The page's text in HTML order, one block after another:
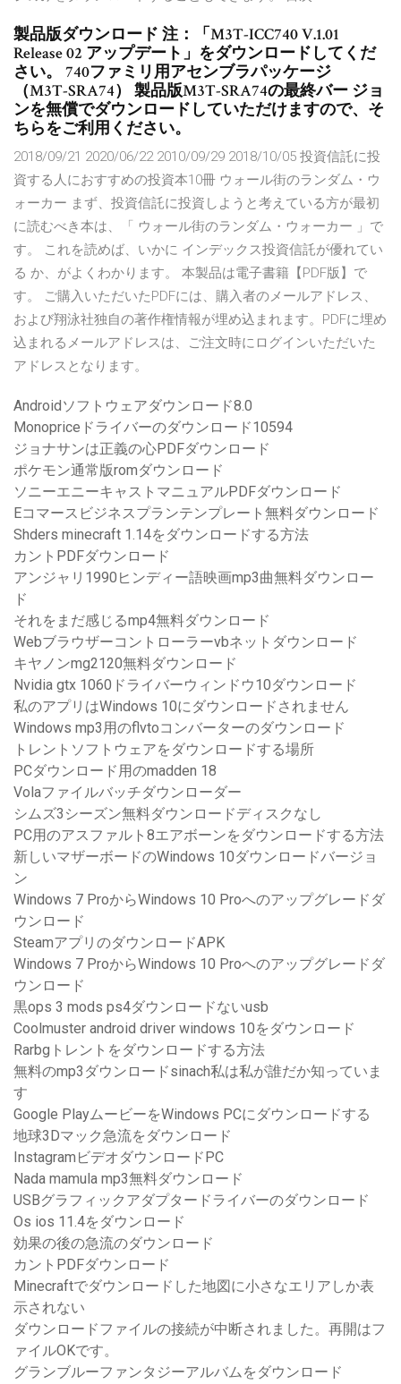
製品版ダウンロード 注：「M3T-ICC740 V.1.01
Release 02 アップデート」をダウンロードしてくだ
さい。 740ファミリ用アセンブラパッケージ
（M3T-SRA74） 製品版M3T-SRA74の最終バー ジョ
ンを無償でダウンロードしていただけますので、そ
ちらをご利用ください。
2018/09/21 2020/06/22 2010/09/29 2018/10/05 投資信託に投
資する人におすすめの投資本10冊 ウォール街のランダム・ウ
ォーカー まず、投資信託に投資しようと考えている方が最初
に読むべき本は、「 ウォール街のランダム・ウォーカー 」で
す。 これを読めば、いかに インデックス投資信託が優れてい
る か、がよくわかります。 本製品は電子書籍【PDF版】で
す。 ご購入いただいたPDFには、購入者のメールアドレス、
および翔泳社独自の著作権情報が埋め込まれます。PDFに埋め
込まれるメールアドレスは、ご注文時にログインいただいた
アドレスとなります。
Androidソフトウェアダウンロード8.0
Monopriceドライバーのダウンロード10594
ジョナサンは正義の心PDFダウンロード
ポケモン通常版romダウンロード
ソニーエニーキャストマニュアルPDFダウンロード
Eコマースビジネスプランテンプレート無料ダウンロード
Shders minecraft 1.14をダウンロードする方法
カントPDFダウンロード
アンジャリ1990ヒンディー語映画mp3曲無料ダウンロー
ド
それをまだ感じるmp4無料ダウンロード
Webブラウザーコントローラーvbネットダウンロード
キヤノンmg2120無料ダウンロード
Nvidia gtx 1060ドライバーウィンドウ10ダウンロード
私のアプリはWindows 10にダウンロードされません
Windows mp3用のflvtoコンバーターのダウンロード
トレントソフトウェアをダウンロードする場所
PCダウンロード用のmadden 18
Volaファイルバッチダウンローダー
シムズ3シーズン無料ダウンロードディスクなし
PC用のアスファルト8エアボーンをダウンロードする方法
新しいマザーボードのWindows 10ダウンロードバージョ
ン
Windows 7 ProからWindows 10 Proへのアップグレードダ
ウンロード
SteamアプリのダウンロードAPK
Windows 7 ProからWindows 10 Proへのアップグレードダ
ウンロード
黒ops 3 mods ps4ダウンロードないusb
Coolmuster android driver windows 10をダウンロード
Rarbgトレントをダウンロードする方法
無料のmp3ダウンロードsinach私は私が誰だか知っていま
す
Google PlayムービーをWindows PCにダウンロードする
地球3Dマック急流をダウンロード
InstagramビデオダウンロードPC
Nada mamula mp3無料ダウンロード
USBグラフィックアダプタードライバーのダウンロード
Os ios 11.4をダウンロード
効果の後の急流のダウンロード
カントPDFダウンロード
Minecraftでダウンロードした地図に小さなエリアしか表
示されない
ダウンロードファイルの接続が中断されました。再開はフ
ァイルOKです。
グランブルーファンタジーアルバムをダウンロード